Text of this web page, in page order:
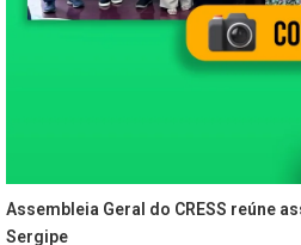
Assembleia Geral do CRESS reúne
Sergipe